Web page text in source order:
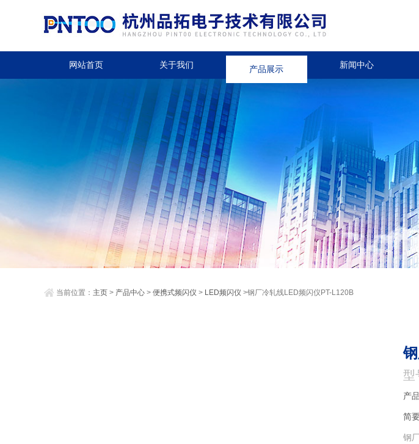
网站首页 关于我们 产品展示 新闻中心
当前位置： 主页 > 产品中心 >便携式频闪仪 > LED频闪仪 >钢厂冷轧线LED频闪仪PT-L120B
型
产
简
钢